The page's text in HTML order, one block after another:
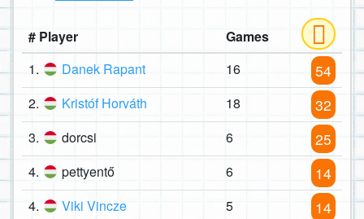
# Player
Games
1.
Danek Rapant 16 54
2. Kristóf Horváth 18 32
3. dorcsi 6 25
4. pettyentő 6 14
4. Viki Vincze 5 14